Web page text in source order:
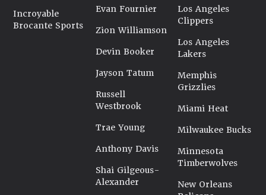
Incroyable
Brocante Sports
Evan Fournier
Zion Williamson
Devin Booker
Jayson Tatum
Russell
Westbrook
Trae Young
Anthony Davis
Shai Gilgeous-
Alexander
Los Angeles
Clippers
Los Angeles
Lakers
Memphis
Grizzlies
Miami Heat
Milwaukee Bucks
Minnesota
Timberwolves
New Orleans